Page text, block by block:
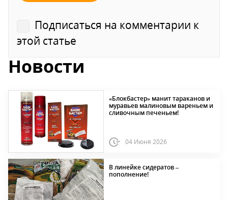
Подписаться на комментарии к
этой статье
Новости
«Блокбастер» манит тараканов и
муравьев малиновым вареньем и
сливочным печеньем!
04 Июня 2026
В линейке сидератов –
пополнение!